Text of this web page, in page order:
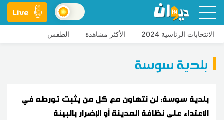
Live
الانتخابات الرئاسية 2024 الأكثر مشاهدة الطقس
بلدية سوسة
بلدية سوسة: لن نتهاون مع كل من يثبت تورطه في
الاعتداء على نظافة المدينة أو الإضرار بالبيئة